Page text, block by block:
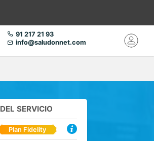
91 217 21 93
info@saludonnet.com
SERVICIO
Plan Fidelity